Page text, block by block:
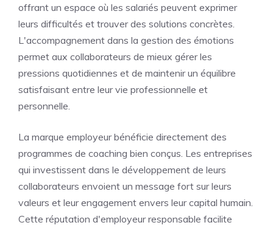
offrant un espace où les salariés peuvent exprimer
leurs difficultés et trouver des solutions concrètes.
L'accompagnement dans la gestion des émotions
permet aux collaborateurs de mieux gérer les
pressions quotidiennes et de maintenir un équilibre
satisfaisant entre leur vie professionnelle et
personnelle.
La marque employeur bénéficie directement des
programmes de coaching bien conçus. Les entreprises
qui investissent dans le développement de leurs
collaborateurs envoient un message fort sur leurs
valeurs et leur engagement envers leur capital humain.
Cette réputation d'employeur responsable facilite